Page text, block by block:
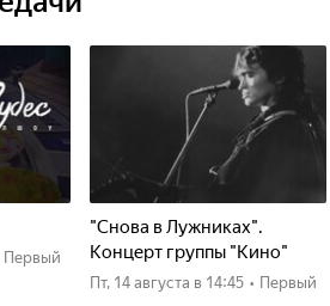
Первый
"Снова в Лужниках".
Концерт группы "Кино"
пт, 14 августа в 14:45 • Первый